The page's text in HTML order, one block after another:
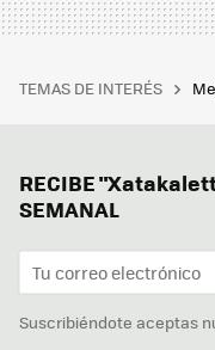
TEMAS DE INTERÉS
RECIBE
SEMANAL
Suscribiéndote aceptas